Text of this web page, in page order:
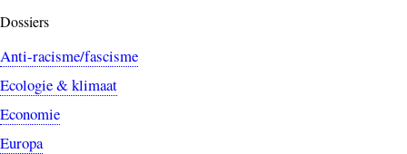
Dossiers
Anti-racisme/fascisme
Ecologie & klimaat
Economie
Europa